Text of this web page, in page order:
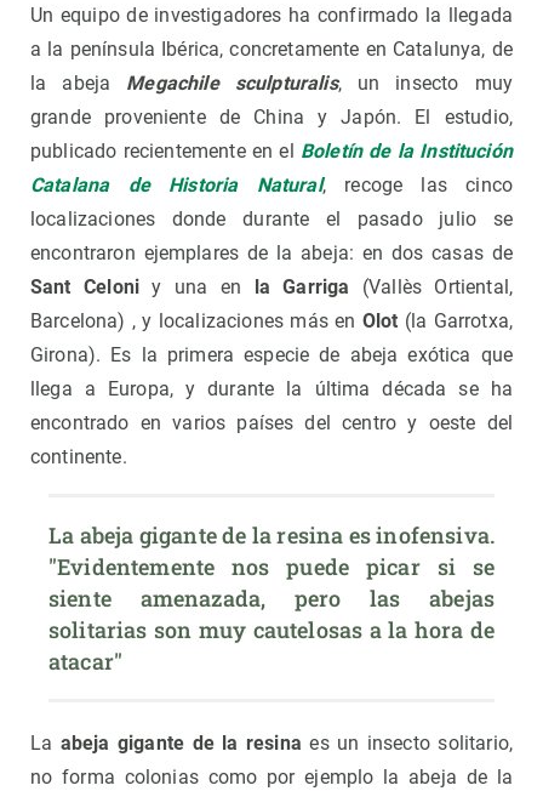
Un equipo de investigadores ha confirmado la llegada
a la península Ibérica, concretamente en Catalunya, de
la abeja Megachile sculpturalis, un insecto muy
grande proveniente de China y Japón. El estudio,
publicado recientemente en el Boletín de la Institución
Catalana de Historia Natural, recoge las cinco
localizaciones donde durante el pasado julio se
encontraron ejemplares de la abeja: en dos casas de
Sant Celoni y una en la Garriga (Vallès Ortiental,
Barcelona) , y localizaciones más en Olot (la Garrotxa,
Girona). Es la primera especie de abeja exótica que
llega a Europa, y durante la última década se ha
encontrado en varios países del centro y oeste del
continente.
La abeja gigante de la resina es inofensiva.
"Evidentemente nos puede picar si se
siente amenazada, pero las abejas
solitarias son muy cautelosas a la hora de
atacar"
La abeja gigante de la resina es un insecto solitario,
no forma colonias como por ejemplo la abeja de la